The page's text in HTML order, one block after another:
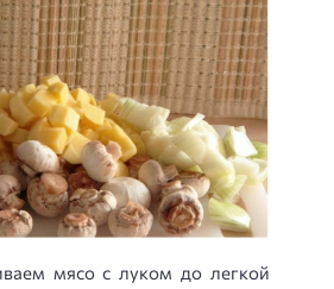
мясо с луком до легкой